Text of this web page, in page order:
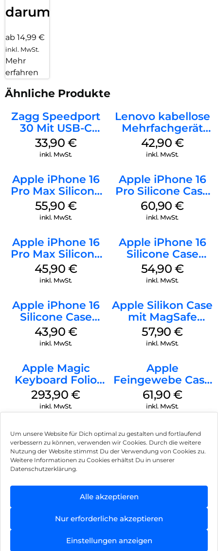
Um unsere Website für Dich optimal zu gestalten und fortlaufend
verbessern zu können, verwenden wir Cookies. Durch die weitere
Nutzung der Website stimmst Du der Verwendung von Cookies zu.
Weitere Informationen zu Cookies erhältst Du in unserer
Datenschutzerklärung.
Alle akzeptieren
Nur erforderliche akzeptieren
Einstellungen anzeigen
darum!
ab 14,99 €
inkl. MwSt.
Mehr
erfahren
Ähnliche Produkte
Zagg Speedport
30 Mit USB-C
Kabel Weiß
33,90 €
inkl. MwSt.
Lenovo kabellose
Mehrfachgerät
Luna Grey
42,90 €
inkl. MwSt.
Apple iPhone 16
Pro Max Silicone
Case MagSafe
Stone Gray
55,90 €
inkl. MwSt.
Apple iPhone 16
Pro Silicone Case
MagSafe Stone
Gray
60,90€
inkl. MwSt.
Apple iPhone 16
Pro Max Silicone
Case MagSafe
Ultramarine
45,90 €
inkl. MwSt.
Apple iPhone 16
Silicone Case
MagSafe Lake
Green
54,90 €
inkl. MwSt.
Apple iPhone 16
Silicone Case
MagSafe Plum
43,90 €
inkl. MwSt.
Apple Silikon Case
mit MagSafe
iPhone 14 Pro
(PRODUCT)RED
57,90€
inkl. MwSt.
Apple Magic
Keyboard Folio
iPad 10.9″ (10.Gen.)
Weiß
293,90€
inkl. MwSt.
Apple
Feingewebe Case
iPhone 15 Pro
MagSafe Schwarz
61,90 €
inkl. MwSt.
Impressum
Hinweis zur Batterieentsorgung